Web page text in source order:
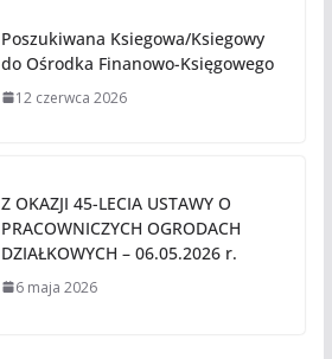
Poszukiwana Ksiegowa/Ksiegowy
do Ośrodka Finanowo-Księgowego
12 czerwca 2026
Z OKAZJI 45-LECIA USTAWY O
PRACOWNICZYCH OGRODACH
DZIAŁKOWYCH – 06.05.2026 r.
6 maja 2026